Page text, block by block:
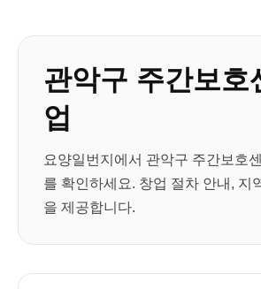
관악구 주간보호
업
요양일번지에서 관악구 주간보호
를 확인하세요. 창업 절차 안내, 지
을 제공합니다.